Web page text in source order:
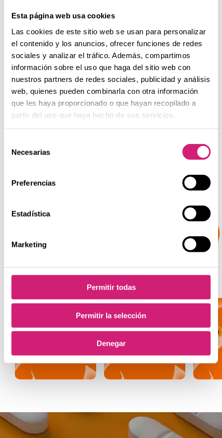
Esta página web usa cookies
Las cookies de este sitio web se usan para personalizar
el contenido y los anuncios, ofrecer funciones de redes
sociales y analizar el tráfico. Además, compartimos
información sobre el uso que haga del sitio web con
nuestros partners de redes sociales, publicidad y análisis
web, quienes pueden combinarla con otra información
que les haya proporcionado o que hayan recopilado a
partir del uso que haya hecho de sus servicios.
Necesarias
Preferencias
Estadística
Marketing
Permitir todas
Permitir la selección
Denegar
arriba, empezando en la planta del pie y avanzando hacia
el muslo (salvo en venas varicosas o capilares
superficiales). La aplicación de geles refrescantes que
contienen extractos naturales con acción antioxidante y
vasoconstrictora (castaño de Indias, hojas de vid roja,
grosella negra, etc.) puede aportar alivio adicional.
Por otra parte, en caso de enfermedad arterial periférica
es esencial una exploración y evaluación especializada por
parte de un cirujano vascular.
dolor tienes?
los que puede utilizarse Espididol
LEER MÁS